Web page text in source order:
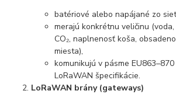
batériové alebo napájané zo
merajú konkrétnu veličinu
CO₂, naplnenosť koša,
miesta),
komunikujú v pásme
LoRaWAN špecifikácie.
LoRaWAN brány (gateways)